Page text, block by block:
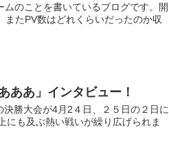
のことを書いているブログです。開
たPV数はどれくらいだったのか収
ああ」インタビュー！
勝大会が4月2４日、２５日の２日に
にも及ぶ熱い戦いが繰り広げられま